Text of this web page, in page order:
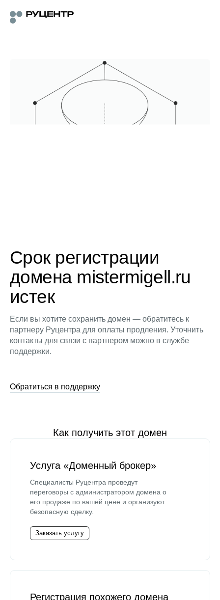
Срок регистрации
домена mistermigell.ru
истек
Если вы хотите сохранить домен — обратитесь к
партнеру Руцентра для оплаты продления. Уточнить
контакты для связи с партнером можно в службе
поддержки.
Обратиться в поддержку
Как получить этот домен
Услуга «Доменный брокер»
Специалисты Руцентра проведут
переговоры с администратором домена о
его продаже по вашей цене и организуют
безопасную сделку.
Заказать услугу
Регистрация похожего домена